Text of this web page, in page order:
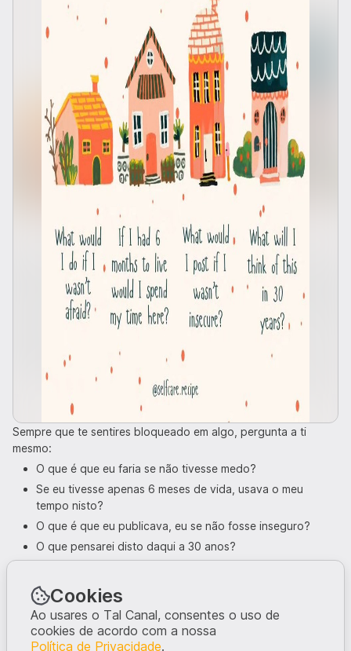
Sempre que te sentires bloqueado em algo, pergunta a ti
mesmo:
O que é que eu faria se não tivesse medo?
Se eu tivesse apenas 6 meses de vida, usava o meu
tempo nisto?
O que é que eu publicava, eu se não fosse inseguro?
O que pensarei disto daqui a 30 anos?
Se queres ver mais posts do género, subscreve o
canal.
O que tens a dizer?
Cookies
Ao usares o Tal Canal, consentes o uso de
cookies de acordo com a nossa
Política de Privacidade.